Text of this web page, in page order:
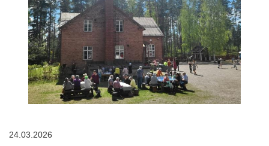
24.03.2026